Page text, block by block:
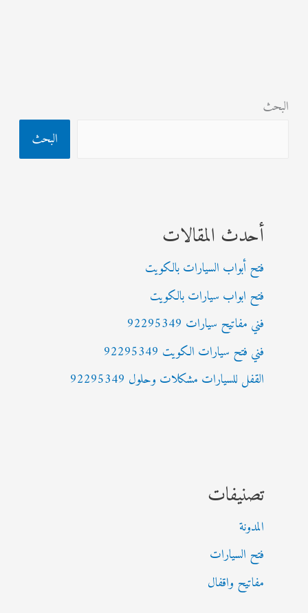
البحث
البحث
أحدث المقالات
فتح أبواب السيارات بالكويت
فتح ابواب سيارات بالكويت
فني مفاتيح سيارات 92295349
فني فتح سيارات الكويت 92295349
القفل للسيارات مشكلات وحلول 92295349
تصنيفات
المدونة
فتح السيارات
مفاتيح واقفال